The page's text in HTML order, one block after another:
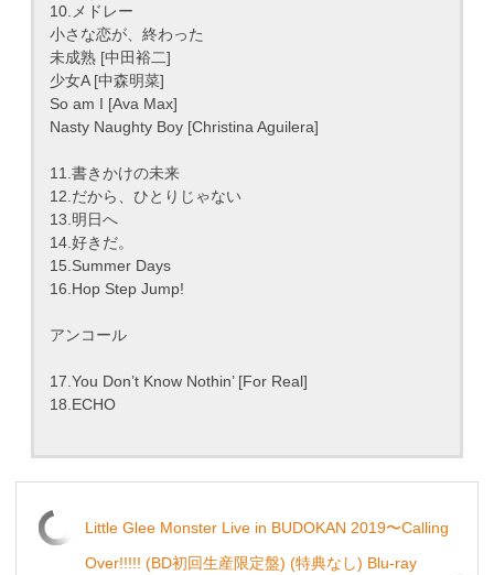
10.メドレー
小さな恋が、終わった
未成熟 [中田裕二]
少女A [中森明菜]
So am I [Ava Max]
Nasty Naughty Boy [Christina Aguilera]
11.書きかけの未来
12.だから、ひとりじゃない
13.明日へ
14.好きだ。
15.Summer Days
16.Hop Step Jump!
アンコール
17.You Don’t Know Nothin’ [For Real]
18.ECHO
Little Glee Monster Live in BUDOKAN 2019〜Calling
Over!!!!! (BD初回生産限定盤) (特典なし) Blu-ray